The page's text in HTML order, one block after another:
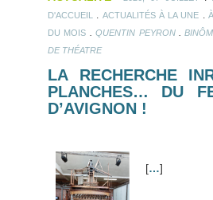
D'ACCUEIL
ACTUALITÉS À LA UNE
DU MOIS .QUENTIN PEYRON.
DE THÉATRE
LA RECHERCHE
PLANCHES… DU
D’AVIGNON !
[…]